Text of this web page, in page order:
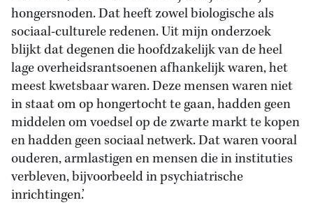
hongersnoden. Dat heeft zowel biologische als
sociaal-culturele redenen. Uit mijn onderzoek
blijkt dat degenen die hoofdzakelijk van de heel
lage overheidsrantsoenen afhankelijk waren, het
meest kwetsbaar waren. Deze mensen waren niet
in staat om op hongertocht te gaan, hadden geen
middelen om voedsel op de zwarte markt te kopen
en hadden geen sociaal netwerk. Dat waren vooral
ouderen, armlastigen en mensen die in instituties
verbleven, bijvoorbeeld in psychiatrische
inrichtingen.’